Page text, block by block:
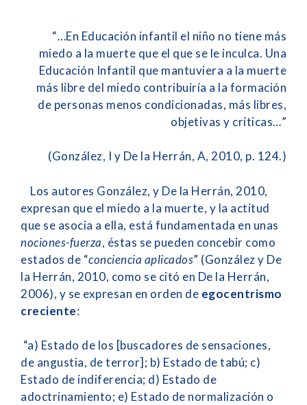
“…En Educación infantil el niño no tiene más
miedo a la muerte que el que se le inculca. Una
Educación Infantil que mantuviera a la muerte
más libre del miedo contribuiría a la formación
de personas menos condicionadas, más libres,
objetivas y críticas…”
(González, I y De la Herrán, A, 2010, p. 124.)
Los autores González, y De la Herrán, 2010,
expresan que el miedo a la muerte, y la actitud
que se asocia a ella, está fundamentada en unas
nociones-fuerza, éstas se pueden concebir como
estados de “conciencia aplicados” (González y De
la Herrán, 2010, como se citó en De la Herrán,
2006), y se expresan en orden de egocentrismo
creciente:
“a) Estado de los [buscadores de sensaciones,
de angustia, de terror]; b) Estado de tabú; c)
Estado de indiferencia; d) Estado de
adoctrinamiento; e) Estado de normalización o